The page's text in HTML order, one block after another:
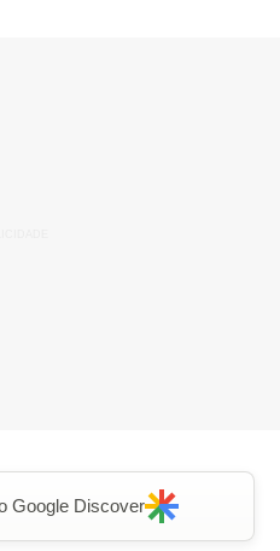
Google Discover